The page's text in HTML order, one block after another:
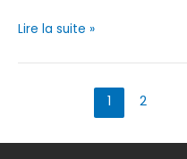
Xavier
est
systèmes
Lire la suite »
1 2